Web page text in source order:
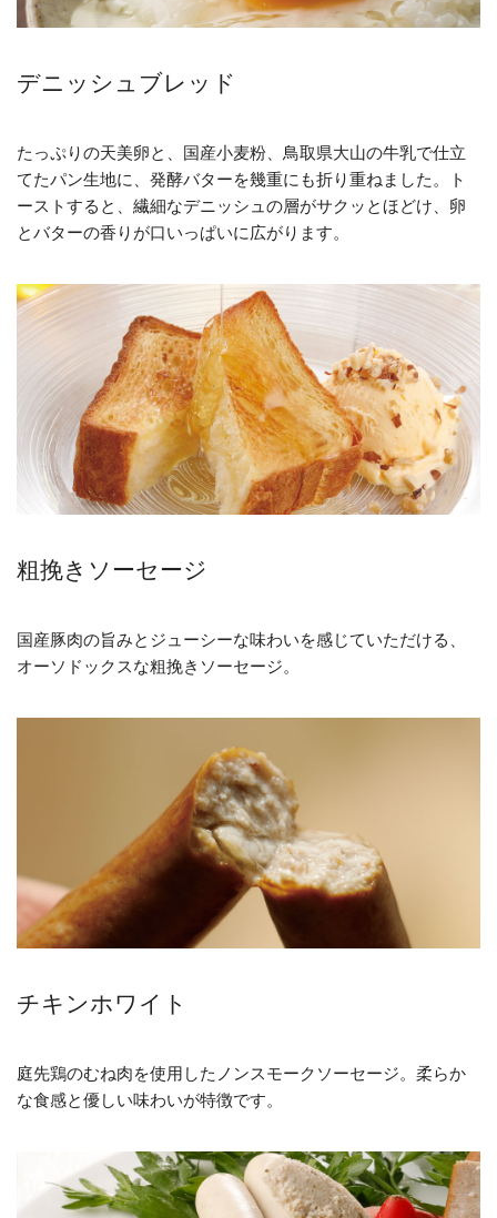
デニッシュブレッド
たっぷりの天美卵と、国産小麦粉、鳥取県大山の牛乳で仕立
てたパン生地に、発酵バターを幾重にも折り重ねました。ト
ーストすると、繊細なデニッシュの層がサクッとほどけ、卵
とバターの香りが口いっぱいに広がります。
粗挽きソーセージ
国産豚肉の旨みとジューシーな味わいを感じていただける、
オーソドックスな粗挽きソーセージ。
チキンホワイト
庭先鶏のむね肉を使用したノンスモークソーセージ。柔らか
な食感と優しい味わいが特徴です。